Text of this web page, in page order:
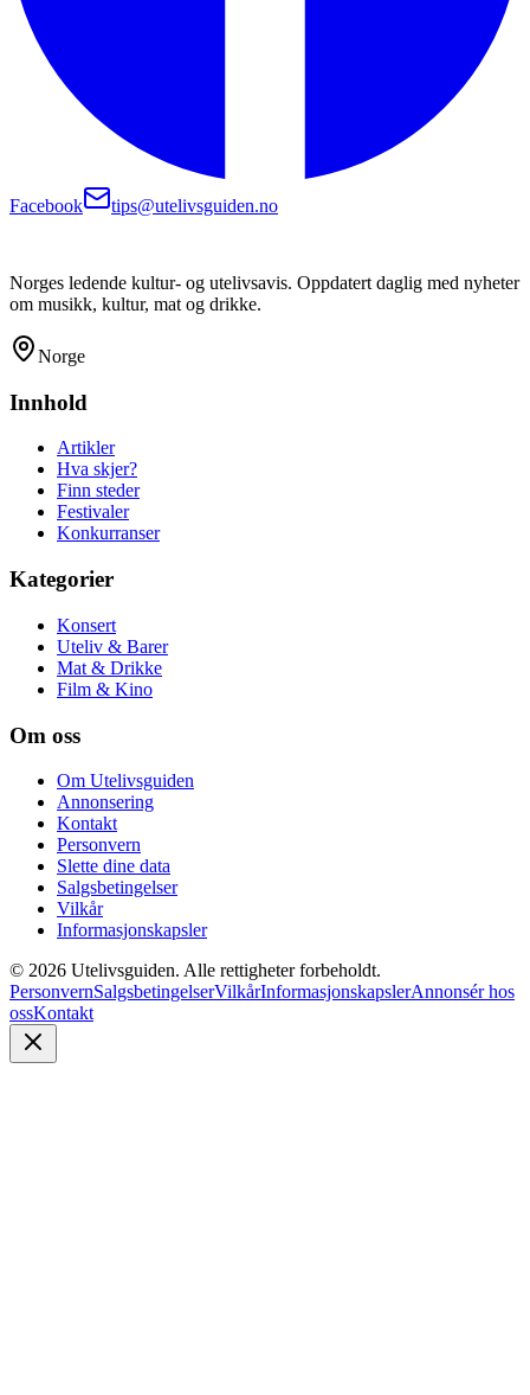
Facebook tips@utelivsguiden.no
Norges ledende kultur- og utelivsavis. Oppdatert daglig med nyheter
om musikk, kultur, mat og drikke.
Norge
Innhold
Artikler
Hva skjer?
Finn steder
Festivaler
Konkurranser
Kategorier
Konsert
Uteliv & Barer
Mat & Drikke
Film & Kino
Om oss
Om Utelivsguiden
Annonsering
Kontakt
Personvern
Slette dine data
Salgsbetingelser
Vilkår
Informasjonskapsler
© 2026 Utelivsguiden. Alle rettigheter forbeholdt.
PersonvernSalgsbetingelserVilkårInformasjonskapslerAnnonsér hos
ossKontakt